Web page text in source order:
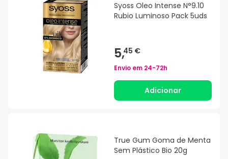
Syoss Oleo Intense N°9.10
Rubio Luminoso Pack 5uds
5,45 €
Envio em 24-72h
Adicionar
True Gum Goma de Menta
Sem Plástico Bio 20g